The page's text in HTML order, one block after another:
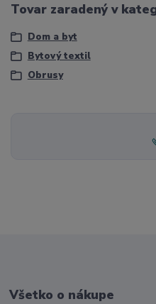
Tovar zaradený v
Dom a byt
Bytový textil
Obrusy
Všetko o nákupe